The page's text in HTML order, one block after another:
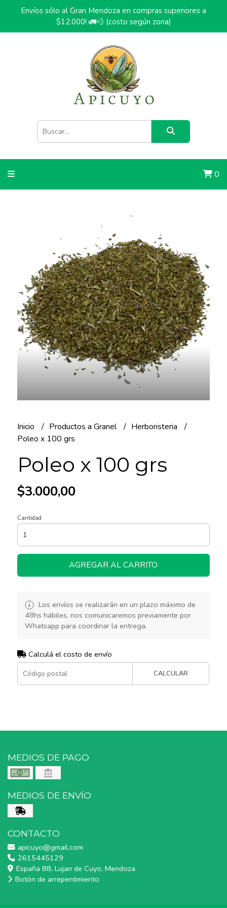
Envíos sólo al Gran Mendoza en compras superiores a
$12.000! 🚛💨 (costo según zona)
0
Inicio Productos a Granel
Herboristeria
Poleo x 100 grs
Poleo x 100 grs
$3.000,00
Cantidad
AGREGAR AL CARRITO
Los envíos se realizarán en un plazo máximo de
48hs hábiles, nos comunicaremos previamente por
Whatsapp para coordinar la entrega.
Calculá el costo de envío
CALCULAR
MEDIOS DE PAGO
MEDIOS DE ENVÍO
CONTACTO
apicuyo@gmail.com
2615445129
España 88, Lujan de Cuyo, Mendoza
Botón de arrepentimiento